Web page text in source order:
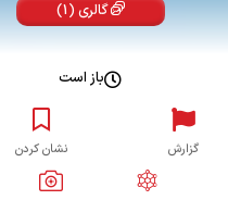
گالری (1)
باز است
گزارش نشان کردن